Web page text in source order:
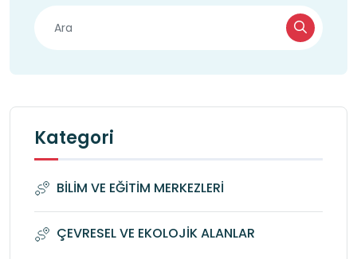
Kategori
BİLİM VE EĞİTİM MERKEZLERİ
ÇEVRESEL VE EKOLOJİK ALANLAR